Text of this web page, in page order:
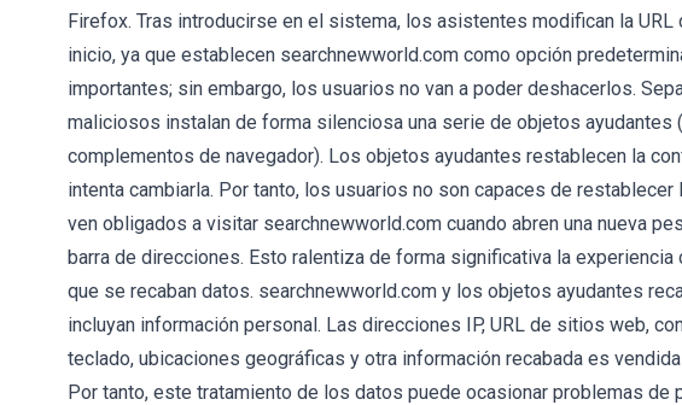
Firefox. Tras introducirse en el sistema, los asistentes modifican la URL
inicio, ya que establecen searchnewworld.com como opción
importantes; sin embargo, los usuarios no van a poder deshacerlos.
maliciosos instalan de forma silenciosa una serie de objetos
complementos de navegador). Los objetos ayudantes restablecen la
intenta cambiarla. Por tanto, los usuarios no son capaces de
ven obligados a visitar searchnewworld.com cuando abren una nueva
barra de direcciones. Esto ralentiza de forma significativa la
que se recaban datos. searchnewworld.com y los objetos ayudantes
incluyan información personal. Las direcciones IP, URL de sitios web,
teclado, ubicaciones geográficas y otra información recabada es
Por tanto, este tratamiento de los datos puede ocasionar problemas de